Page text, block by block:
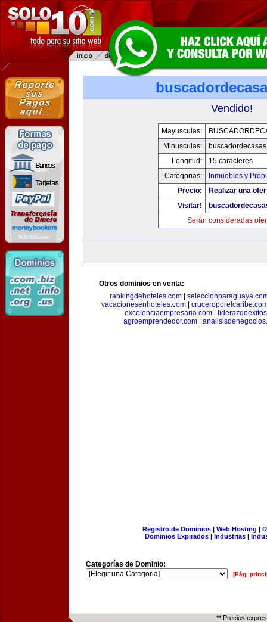
Vendido!
Mayusculas:
Minusculas:
Longitud:
15 caracteres
Categorias:
Inmuebles y
Precio:
Realizar una
Visitar!
Serán consideradas
Otros dominios en venta:
rankingdehoteles.com|
vacacionesenhoteles.com
excelenciaempresaria.com
agroemprendedor.com
Registro de Dominios| Web Hosting |
Dominios Expirados | Industrias |
Categorías de Dominio:
[Pág.
** Precios